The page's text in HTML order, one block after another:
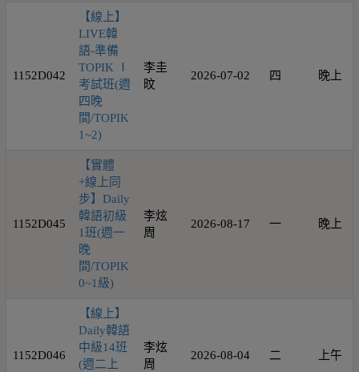
1152D042
【線上】
LIVE韓
語-準備
TOPIK Ⅰ
考試班(週
四晚
間/TOPIK
1~2)
李圭
旼
2026-07-02 四 晚上
1152D045
【實體
+線上同
步】Daily
韓語初級
1班(週一
晚
間/TOPIK
0~1級)
李炫
周
2026-08-17 一 晚上
1152D046
【線上】
Daily韓語
中級14班
(週二上
李炫
周
2026-08-04 二 上午